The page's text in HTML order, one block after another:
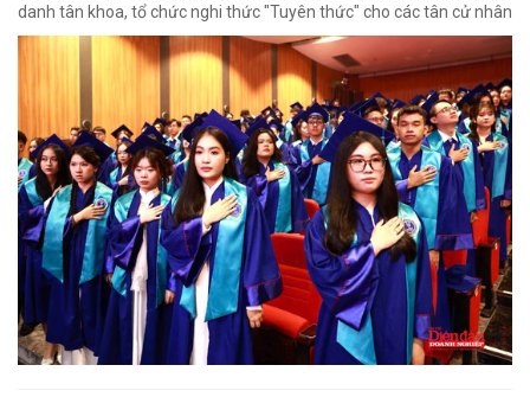
danh tân khoa, tổ chức nghi thức "Tuyên thức" cho các tân cử nhân